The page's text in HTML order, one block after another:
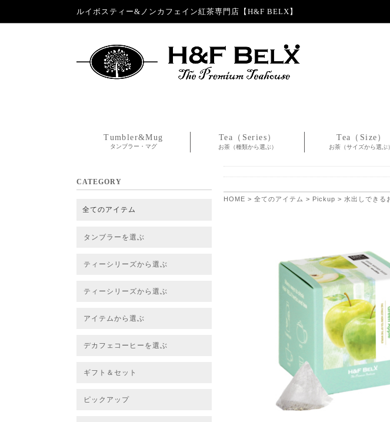
ルイボスティー&ノンカフェイン紅茶専門店【H&F BELX】
Tumbler&Mug
タンブラー・マグ
Tea（Series）
お茶（種類から選ぶ）
Tea（Size）
お茶（サイズから選ぶ）
CATEGORY
全てのアイテム
タンブラーを選ぶ
ティーシリーズから選ぶ
ティーシリーズから選ぶ
アイテムから選ぶ
デカフェコーヒーを選ぶ
ギフト＆セット
ピックアップ
HOME > 全てのアイテム > Pickup > 水出しできる